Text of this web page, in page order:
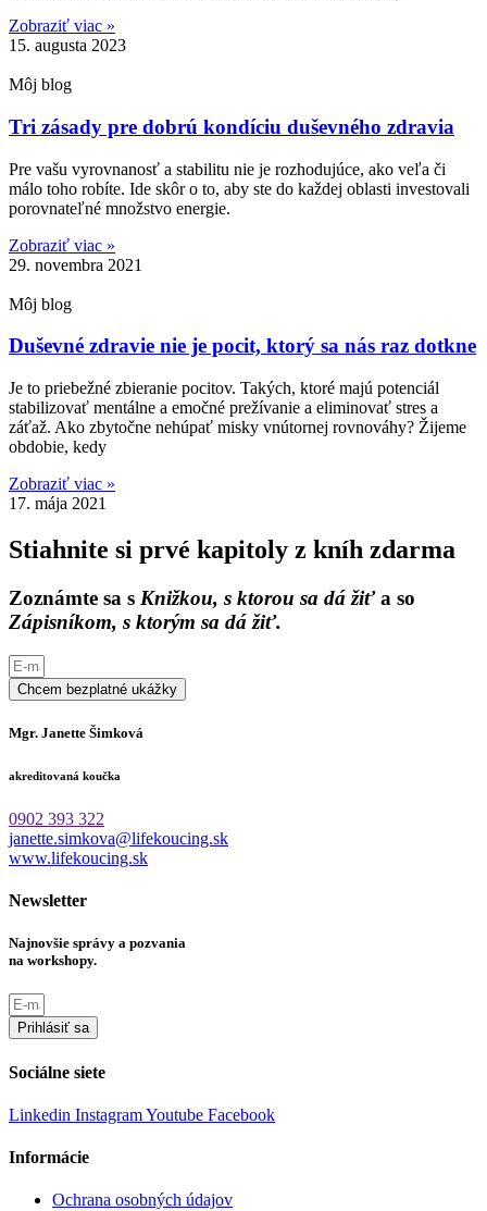
Zobraziť viac »
15. augusta 2023
Môj blog
Tri zásady pre dobrú kondíciu duševného zdravia
Pre vašu vyrovnanosť a stabilitu nie je rozhodujúce, ako veľa či
málo toho robíte. Ide skôr o to, aby ste do každej oblasti investovali
porovnateľné množstvo energie.
Zobraziť viac »
29. novembra 2021
Môj blog
Duševné zdravie nie je pocit, ktorý sa nás raz dotkne
Je to priebežné zbieranie pocitov. Takých, ktoré majú potenciál
stabilizovať mentálne a emočné prežívanie a eliminovať stres a
záťaž. Ako zbytočne nehúpať misky vnútornej rovnováhy? Žijeme
obdobie, kedy
Zobraziť viac »
17. mája 2021
Stiahnite si prvé kapitoly z kníh zdarma
Zoznámte sa s Knižkou, s ktorou sa dá žiťa so
Zápisníkom, s ktorým sa dá žiť.
Chcem bezplatné ukážky
Mgr. Janette Šimková
akreditovaná koučka
0902 393 322
janette.simkova@lifekoucing.sk
www.lifekoucing.sk
Newsletter
Najnovšie správy a pozvania
na workshopy.
Prihlásiť sa
Sociálne siete
Linkedin InstagramYoutube Facebook
Informácie
Ochrana osobných údajov